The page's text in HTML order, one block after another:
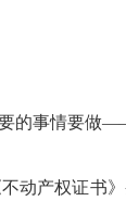
的事情要做
动产权证书